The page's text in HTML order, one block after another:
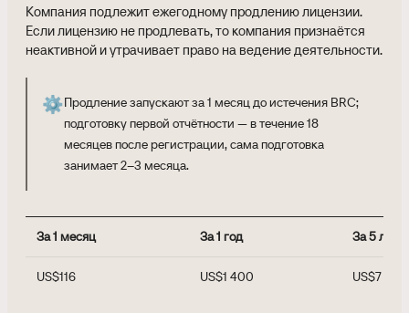
Компания подлежит ежегодному продлению лицензии.
Если лицензию не продлевать, то компания признаётся
неактивной и утрачивает право на ведение деятельности.
⚙️Продление запускают за 1 месяц до истечения BRC;
подготовку первой отчётности — в течение 18
месяцев после регистрации, сама подготовка
занимает 2–3 месяца.
За 1 месяц За 1 год За 5 лет
US$116 US$1 400 US$7 000